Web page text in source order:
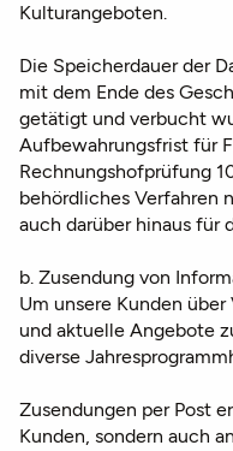
Kulturangeboten.
Die Speicherdauer der
mit dem Ende des
getätigt und verbucht
Aufbewahrungsfrist für
Rechnungshofprüfung
behördliches Verfahren
auch darüber hinaus für
b. Zusendung von
Um unsere Kunden
und aktuelle Angebote
diverse
Zusendungen per Post
Kunden, sondern auch